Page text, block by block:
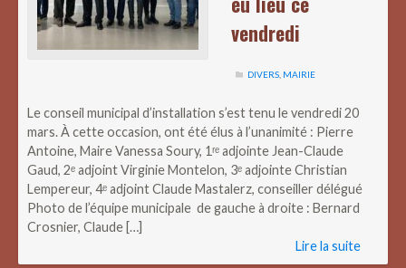
vendredi
DIVERS MAIRIE
Le conseil municipal d’installation s’est tenu le vendredi 20
mars. À cette occasion, ont été élus à l’unanimité : Pierre
Antoine, Maire Vanessa Soury, 1ʳᵉ adjointe Jean-Claude
Gaud, 2ᵉ adjoint Virginie Montelon, 3ᵉ adjointe Christian
Lempereur, 4ᵉ adjoint Claude Mastalerz, conseiller délégué
Photo de l’équipe municipale de gauche à droite : Bernard
Crosnier, Claude […]
Lire la suite